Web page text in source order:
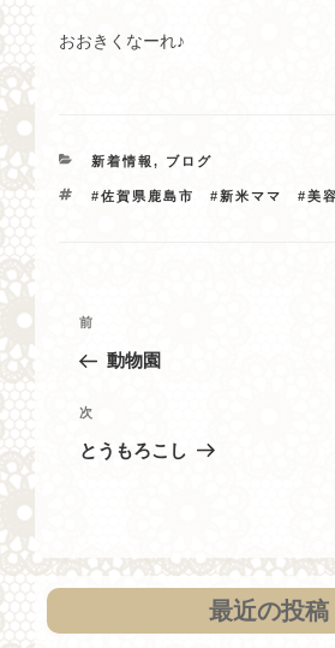
おおきくなーれ♪
カ
ゴ
新着情報, ブログ
タ
#佐賀県鹿島市 #新米ママ #美
投
ビ
ゲ
ン
過
去
投
前
動物園
次
の
次
とうもろこし
最近の投稿